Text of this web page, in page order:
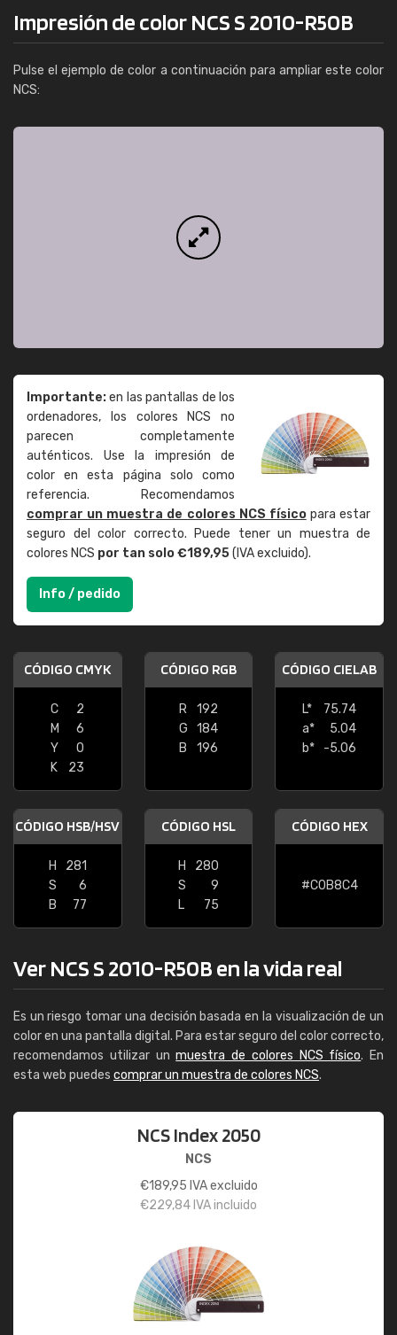
Impresión de color NCS S 2010-R50B
Pulse el ejemplo de color a continuación para ampliar este color
NCS:
Importante:en las pantallas de los
ordenadores, los colores NCS no
parecen completamente
auténticos. Use la impresión de
color en esta página solo como
referencia. Recomendamos
comprar un muestra de colores NCS físicopara estar
seguro del color correcto. Puede tener un muestra de
colores NCS por tan solo €189,95(IVA excluido).
Info / pedido
CÓDIGO CMYK
C
2
M
6
Y
0
K
23
CÓDIGO RGB
R
192
G
184
B
196
CÓDIGO CIELAB
L*
75.74
a*
5.04
b*
-5.06
CÓDIGO HSB/HSV
H
281
S
6
B
77
CÓDIGO HSL
H
280
S
9
L
75
CÓDIGO HEX
#C0B8C4
Ver NCS S 2010-R50B en la vida real
Es un riesgo tomar una decisión basada en la visualización de un
color en una pantalla digital. Para estar seguro del color correcto,
recomendamos utilizar unmuestra de colores NCS físico. En
esta web puedes comprar un muestra de colores NCS.
NCS Index 2050
NCS
€189,95 IVA excluido
€229,84 IVA incluido